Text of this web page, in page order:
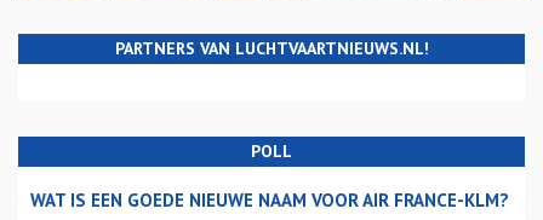
PARTNERS VAN LUCHTVAARTNIEUWS.NL!
POLL
WAT IS EEN GOEDE NIEUWE NAAM VOOR AIR FRANCE-KLM?